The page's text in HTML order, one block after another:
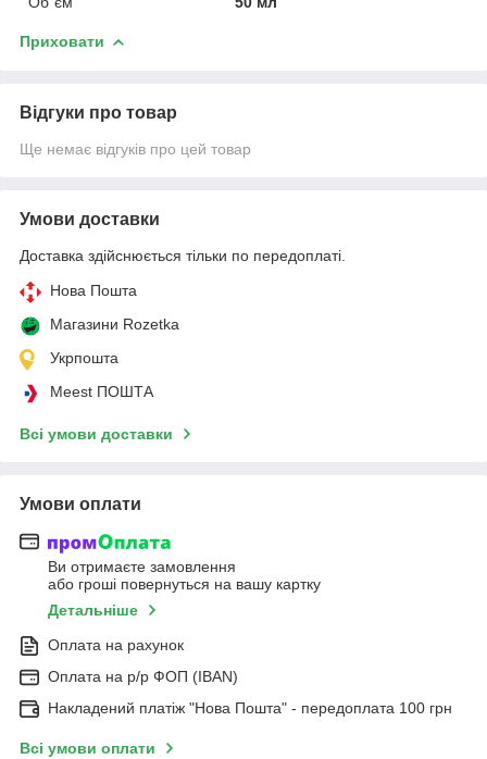
Приховати
Відгуки про товар
Ще немає відгуків про цей товар
Умови доставки
Доставка здійснюється тільки по передоплаті.
Нова Пошта
Магазини Rozetka
Укрпошта
Meest ПОШТА
Всі умови доставки
Умови оплати
Ви отримаєте замовлення
або гроші повернуться на вашу картку
Детальніше
Оплата на рахунок
Оплата на р/р ФОП (IBAN)
Накладений платіж "Нова Пошта" - передоплата 100 грн
Всі умови оплати